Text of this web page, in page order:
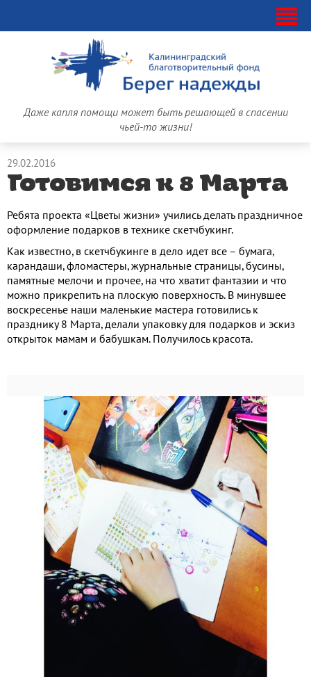
Даже капля помощи может быть решающей в спасении
чьей-то жизни!
29.02.2016
Готовимся к 8 Марта
Ребята проекта «Цветы жизни» учились делать праздничное
оформление подарков в технике скетчбукинг.
Как известно, в скетчбукинге в дело идет все – бумага,
карандаши, фломастеры, журнальные страницы, бусины,
памятные мелочи и прочее, на что хватит фантазии и что
можно прикрепить на плоскую поверхность. В минувшее
воскресенье наши маленькие мастера готовились к
празднику 8 Марта, делали упаковку для подарков и эскиз
открыток мамам и бабушкам. Получилось красота.